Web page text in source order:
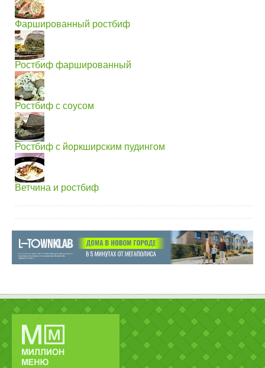
Фаршированный ростбиф
Ростбиф фаршированный
Ростбиф с соусом
Ростбиф с йоркширским пудингом
Ветчина и ростбиф